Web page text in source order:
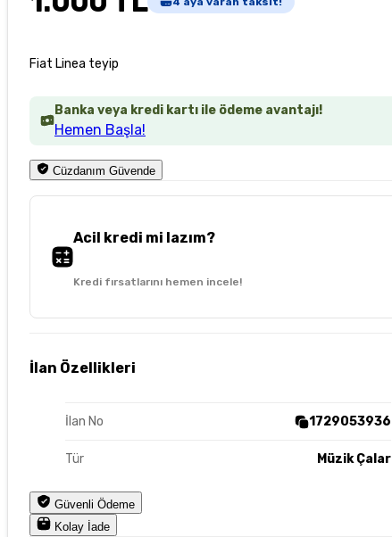
Fiat Linea teyip
Banka veya kredi kartı ile ödeme avantajı!
Hemen Başla!
Cüzdanım Güvende
Acil kredi mi lazım?
Kredi fırsatlarını hemen incele!
İlan Özellikleri
İlan No 1729053936
Tür Müzik Çalar
Güvenli Ödeme
Kolay İade